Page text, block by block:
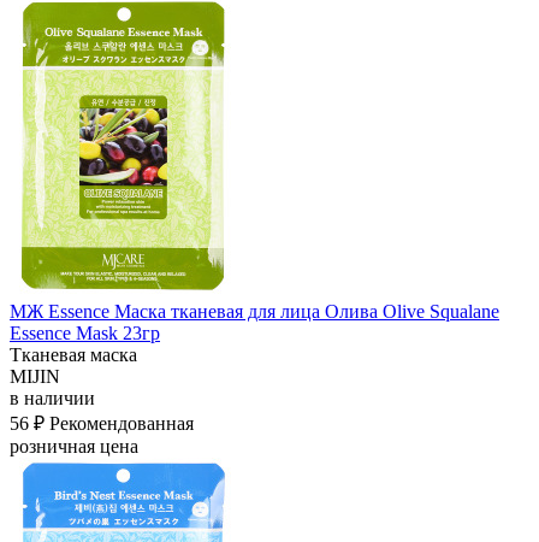
МЖ Essence Маска тканевая для лица Олива Olive Squalane
Essence Mask 23гр
Тканевая маска
MIJIN
в наличии
56 ₽ Рекомендованная
розничная цена